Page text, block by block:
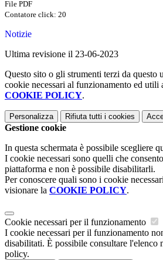
File PDF
Contatore click: 20
Notizie
Ultima revisione il 23-06-2023
Questo sito o gli strumenti terzi da questo
cookie necessari al funzionamento ed
COOKIE POLICY.
Personalizza Rifiuta tutti i cookies
Gestione cookie
In questa schermata è possibile scegliere
I cookie necessari sono quelli che
piattaforma e non è possibile disabilitarli.
Per conoscere quali sono i cookie
visionare la COOKIE POLICY.
Cookie necessari per il funzionamento
I cookie necessari per il funzionamento
disabilitati. È possibile consultare l'elenco
policy.